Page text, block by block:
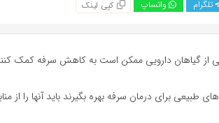
تلگرام واتساپ کپی لینک
از گیاهان دارویی ممکن است به کاهش سرفه کمک
طبیعی برای درمان سرفه‌ بهره بگیرند باید آنها را از